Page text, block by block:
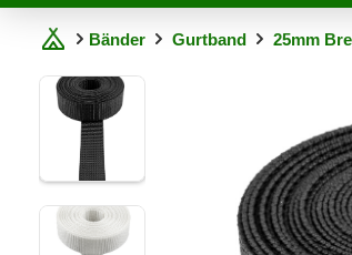
Bänder Gurtband 25mm